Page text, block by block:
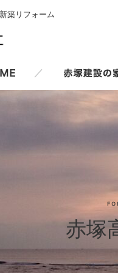
築リフォーム
／
赤塚